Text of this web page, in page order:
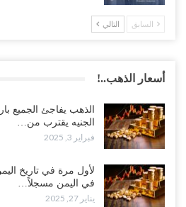
السابق التالي
أسعار الذهب..!
الذهب يفاجئ الجميع
الجنيه يقترب من…
فبراير 3, 2025
لأول مرة في تاريخ
في اليمن مسجلاً…
يناير 27, 2025